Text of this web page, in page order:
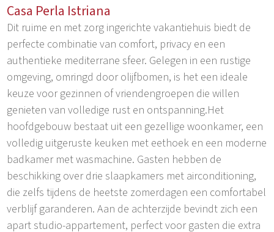
Casa Perla Istriana
Dit ruime en met zorg ingerichte vakantiehuis biedt de
perfecte combinatie van comfort, privacy en een
authentieke mediterrane sfeer. Gelegen in een rustige
omgeving, omringd door olijfbomen, is het een ideale
keuze voor gezinnen of vriendengroepen die willen
genieten van volledige rust en ontspanning.Het
hoofdgebouw bestaat uit een gezellige woonkamer, een
volledig uitgeruste keuken met eethoek en een moderne
badkamer met wasmachine. Gasten hebben de
beschikking over drie slaapkamers met airconditioning,
die zelfs tijdens de heetste zomerdagen een comfortabel
verblijf garanderen. Aan de achterzijde bevindt zich een
apart studio-appartement, perfect voor gasten die extra